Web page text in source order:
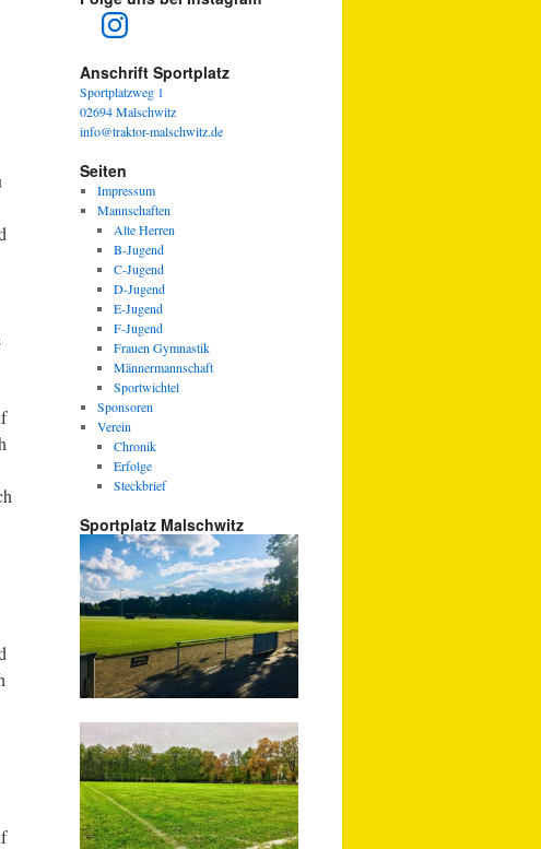
Instagram
Anschrift Sportplatz
Sportplatzweg 1
02694 Malschwitz
info@traktor-malschwitz.de
Seiten
Impressum
Mannschaften
Alte Herren
B-Jugend
C-Jugend
D-Jugend
E-Jugend
F-Jugend
Frauen Gymnastik
Männermannschaft
Sportwichtel
Sponsoren
Verein
Chronik
Erfolge
Steckbrief
Sportplatz Malschwitz